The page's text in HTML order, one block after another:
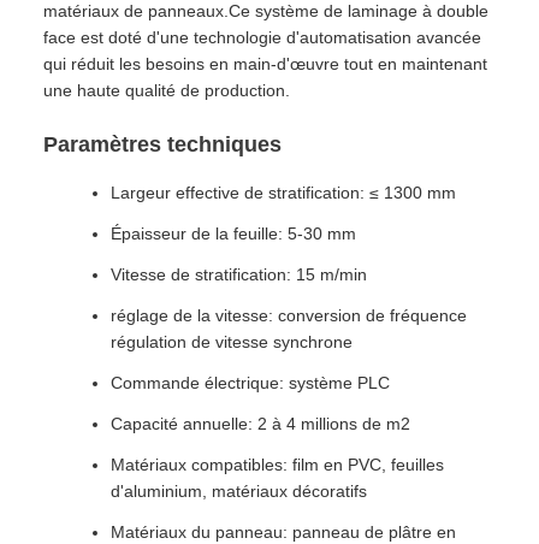
matériaux de panneaux.Ce système de laminage à double
face est doté d'une technologie d'automatisation avancée
qui réduit les besoins en main-d'œuvre tout en maintenant
une haute qualité de production.
Paramètres techniques
Largeur effective de stratification: ≤ 1300 mm
Épaisseur de la feuille: 5-30 mm
Vitesse de stratification: 15 m/min
réglage de la vitesse: conversion de fréquence
régulation de vitesse synchrone
Commande électrique: système PLC
Capacité annuelle: 2 à 4 millions de m2
Matériaux compatibles: film en PVC, feuilles
d'aluminium, matériaux décoratifs
Matériaux du panneau: panneau de plâtre en